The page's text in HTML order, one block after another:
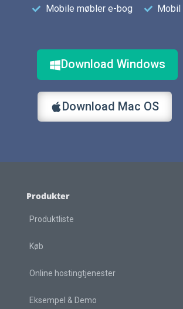
Mobile møbler e-bog
Mobil
Download Windows
Download Mac OS
Produkter
Produktliste
Køb
Online hostingtjenester
Eksempel & Demo